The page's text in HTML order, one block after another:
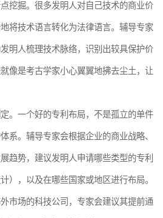
挖掘。很多发明人对自己技术的商业价
将技术语言转化为法律语言。辅导专家
明人梳理技术脉络，识别出较具保护价
像是考古学家小心翼翼地拂去尘土，让
。一个好的专利布局，不是孤立的单件
系。辅导专家会根据企业的商业战略、
趋势，建议发明人申请哪些类型的专利
），以及在哪些国家或地区进行布局。
市场的科技公司，专家会建议其提前通